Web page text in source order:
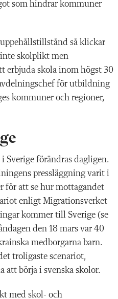
som hindrar kommuner
så klickar
skolplikt men
erbjuda skola inom högst 30
för utbildning
kommuner och regioner,
förändras dagligen.
pressläggning varit i
för att se hur mottagandet
enligt Migrationsverket
kommer till Sverige (se
den 18 mars var 40
medborgarna barn.
troligaste scenariot,
att börja i svenska skolor.
med skol- och